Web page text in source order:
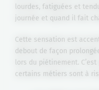
lourdes, fatiguées et
journée et quand il fait
Cette sensation est
debout de façon
lors du piétinement.
certains métiers sont à